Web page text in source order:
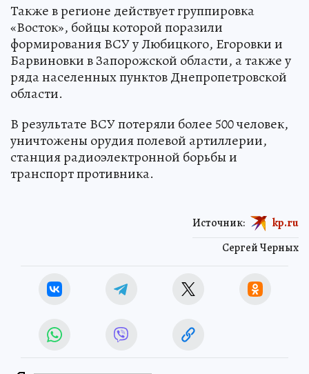
Также в регионе действует группировка
«Восток», бойцы которой поразили
формирования ВСУ у Любицкого, Егоровки и
Барвиновки в Запорожской области, а также у
ряда населенных пунктов Днепропетровской
области.
В результате ВСУ потеряли более 500 человек,
уничтожены орудия полевой артиллерии,
станция радиоэлектронной борьбы и
транспорт противника.
Сергей Черных
Источник: kp.ru